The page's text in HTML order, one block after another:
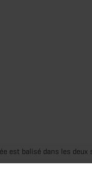
est balisé dans les deux